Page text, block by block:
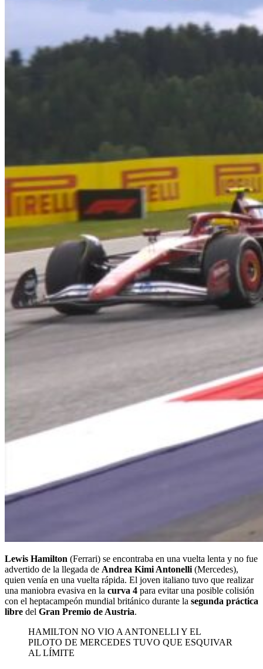
Lewis Hamilton (Ferrari) se encontraba en una vuelta lenta y no fue
advertido de la llegada de Andrea Kimi Antonelli (Mercedes),
quien venía en una vuelta rápida. El joven italiano tuvo que realizar
una maniobra evasiva en la curva 4 para evitar una posible colisión
con el heptacampeón mundial británico durante la segunda práctica
libre del Gran Premio de Austria.
HAMILTON NO VIO A ANTONELLI Y EL
PILOTO DE MERCEDES TUVO QUE ESQUIVAR
AL LÍMITE